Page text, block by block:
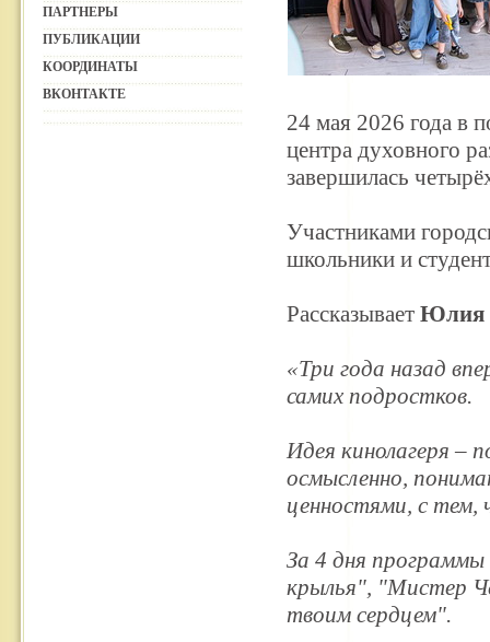
ПАРТНЕРЫ
ПУБЛИКАЦИИ
КООРДИНАТЫ
ВКОНТАКТЕ
24 мая 2026 года в
центра духовного
завершилась
Участниками
школьники и
Рассказывает Юлия
«Три года назад
самих подростков.
Идея кинолагеря –
осмысленно,
ценностями, с тем,
За 4 дня
крылья", "Мистер
твоим сердцем".